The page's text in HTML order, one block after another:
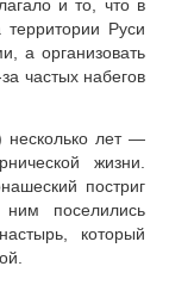
и то, что в
Руси
а организовать
частых набегов
несколько лет —
жизни.
постриг
поселились
который